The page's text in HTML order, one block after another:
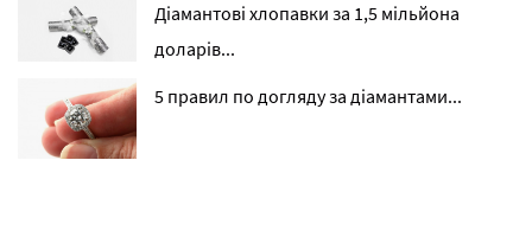
Діамантові хлопавки за 1,5 мільйона
доларів...
5 правил по догляду за діамантами...